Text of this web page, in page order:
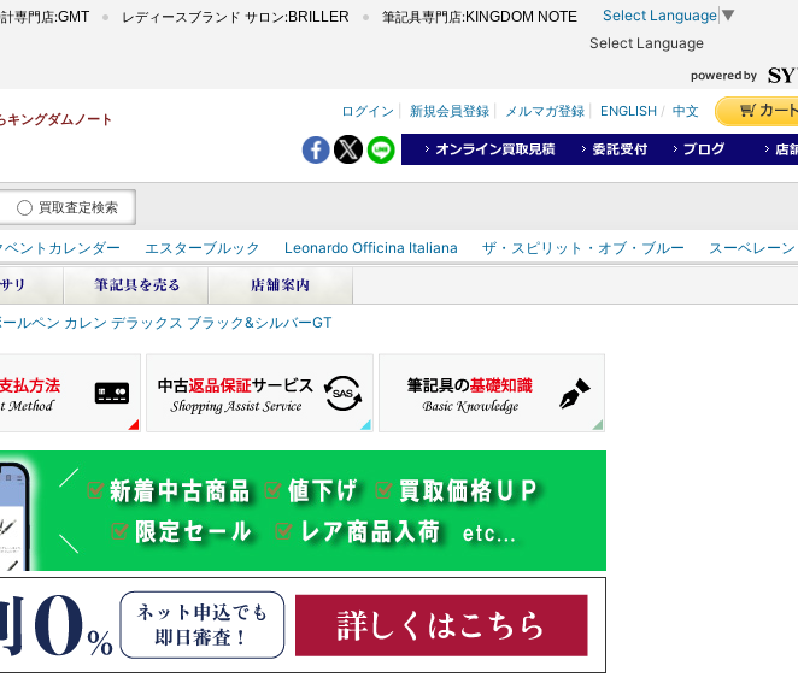
専門店:GMT レディースブランド サロン:BRILLER 筆記具専門店:KINGDOM NOTE Select Language ▼
Select Language
キングダムノート
ログイン 新規会員登録 メルマガ登録 ENGLISH / 中文
買取査定検索
ベントカレンダー エスターブルック Leonardo Officina Italiana ザ・スピリット・オブ・ブルー
スーベレーン
ルペン カレン デラックス ブラック&シルバーGT